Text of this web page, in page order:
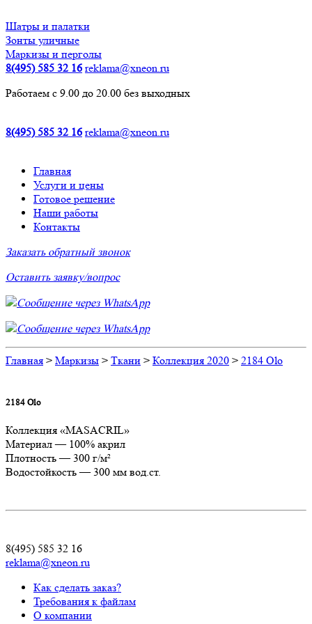
Шатры и палатки
Зонты уличные
Маркизы и перголы
8(495) 585 32 16 reklama@xneon.ru
Работаем с 9.00 до 20.00 без выходных
8(495) 585 32 16 reklama@xneon.ru
Главная
Услуги и цены
Готовое решение
Наши работы
Контакты
Заказать обратный звонок
Оставить заявку/вопрос
Сообщение через WhatsApp
Сообщение через WhatsApp
Главная > Маркизы > Ткани > Коллекция 2020 > 2184 Olo
2184 Olo
Коллекция «MASACRIL»
Материал — 100% акрил
Плотность — 300 г/м²
Водостойкость — 300 мм вод.ст.
8(495) 585 32 16
reklama@xneon.ru
Как сделать заказ?
Требования к файлам
О компании